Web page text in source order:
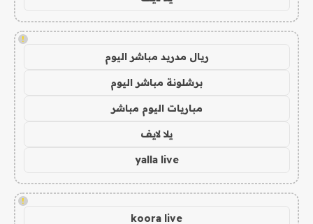
!
ريال مدريد مباشر اليوم
برشلونة مباشر اليوم
مباريات اليوم مباشر
يلا لايف
yalla live
!
koora live